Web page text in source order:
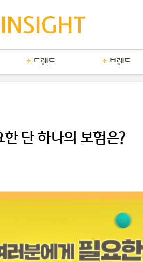
트렌드 브랜드
단 하나의 보험은?